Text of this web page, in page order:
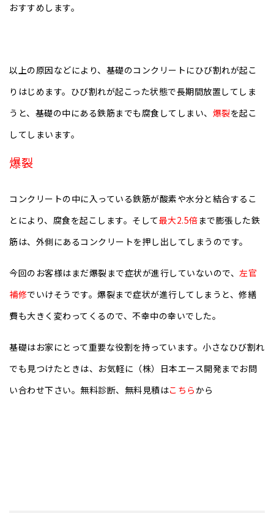
おすすめします。
以上の原因などにより、基礎のコンクリートにひび割れが起こ
りはじめます。ひび割れが起こった状態で長期間放置してしま
うと、基礎の中にある鉄筋までも腐食してしまい、 爆裂を起こ
してしまいます。
爆裂
コンクリートの中に入っている鉄筋が酸素や水分と結合するこ
とにより、腐食を起こします。そして最大2.5倍まで膨張した鉄
筋は、外側にあるコンクリートを押し出してしまうのです。
今回のお客様はまだ爆裂まで症状が進行していないので、 左官
補修でいけそうです。爆裂まで症状が進行してしまうと、修繕
費も大きく変わってくるので、不幸中の幸いでした。
基礎はお家にとって重要な役割を持っています。小さなひび割れ
でも見つけたときは、お気軽に（株）日本エース開発までお問
い合わせ下さい。無料診断、無料見積はこちらから